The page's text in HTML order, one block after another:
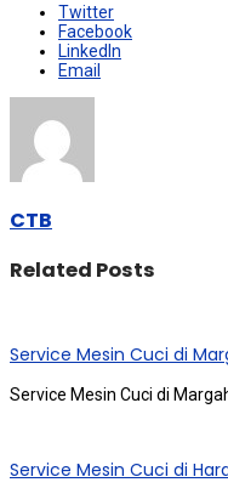
Twitter
Facebook
LinkedIn
Email
CTB
Related Posts
Service Mesin Cuci di
Service Mesin Cuci di
Service Mesin Cuci di